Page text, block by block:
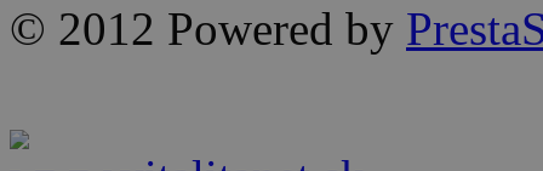
© 2012 Powered by